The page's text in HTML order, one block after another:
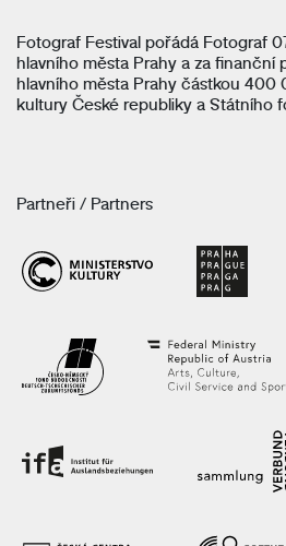
Fotograf Festival pořádá Fotograf
hlavního města Prahy a za finanční
hlavního města Prahy částkou 400
kultury České republiky a Státního
Partneři / Partners